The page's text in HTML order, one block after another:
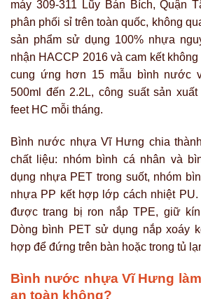
máy 309-311 Lũy Bán Bích, Quận
phân phối sỉ trên toàn quốc, không
sản phẩm sử dụng 100% nhựa
nhận HACCP 2016 và cam kết
cung ứng hơn 15 mẫu bình nước
500ml đến 2.2L, công suất sản
feet HC mỗi tháng.
Bình nước nhựa Vĩ Hưng chia
chất liệu: nhóm bình cá nhân và
dụng nhựa PET trong suốt, nhóm
nhựa PP kết hợp lớp cách nhiệt
được trang bị ron nắp TPE, giữ
Dòng bình PET sử dụng nắp xoáy
hợp để đứng trên bàn hoặc trong tủ
Bình nước nhựa Vĩ Hưng
an toàn không?